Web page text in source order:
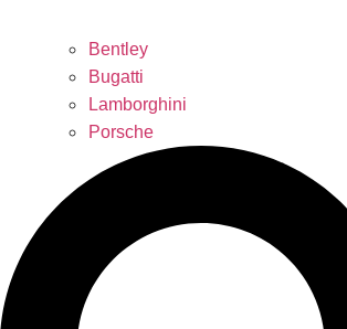
Bentley
Bugatti
Lamborghini
Porsche